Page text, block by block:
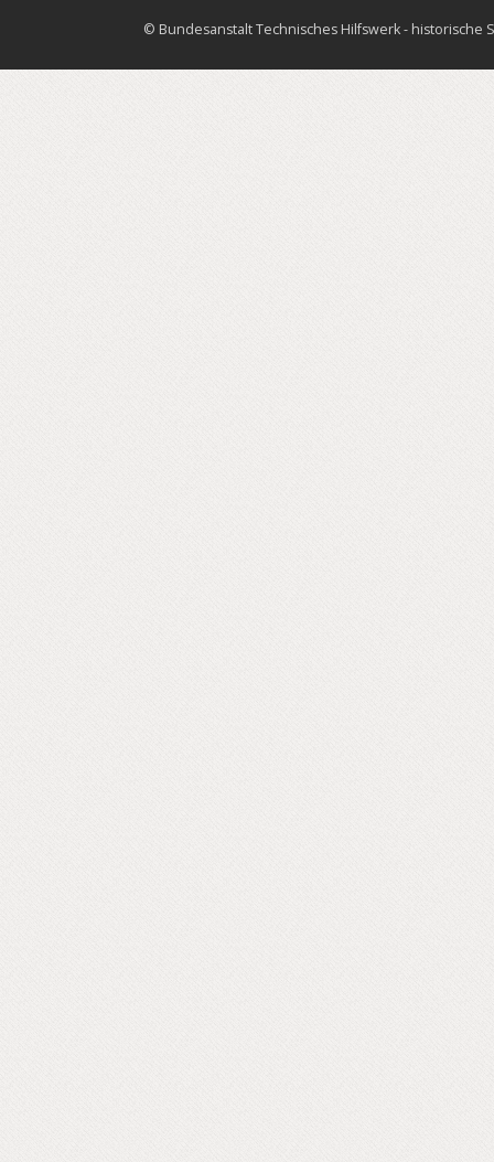
© Bundesanstalt Technisches Hilfswerk - historische